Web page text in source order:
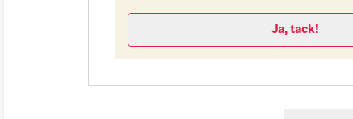
Ja, tack!